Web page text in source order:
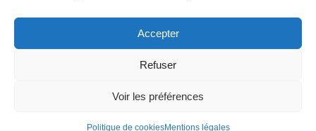
Accepter
Refuser
Voir les préférences
Politique de cookiesMentions légales
© Batijournal 2024